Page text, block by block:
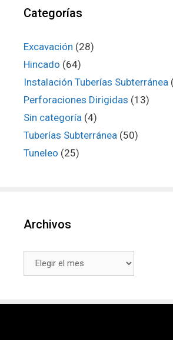
Categorías
Excavación (28)
Hincado (64)
Instalación Tuberías Subterránea
Perforaciones Dirigidas (13)
Sin categoría (4)
Tuberías Subterránea (50)
Tuneleo (25)
Archivos
Archivos